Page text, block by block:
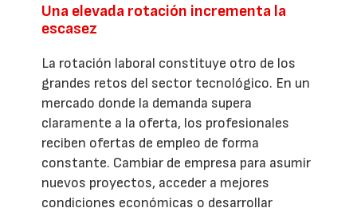
Una elevada rotación incrementa la
escasez
La rotación laboral constituye otro de los
grandes retos del sector tecnológico. En un
mercado donde la demanda supera
claramente a la oferta, los profesionales
reciben ofertas de empleo de forma
constante. Cambiar de empresa para asumir
nuevos proyectos, acceder a mejores
condiciones económicas o desarrollar